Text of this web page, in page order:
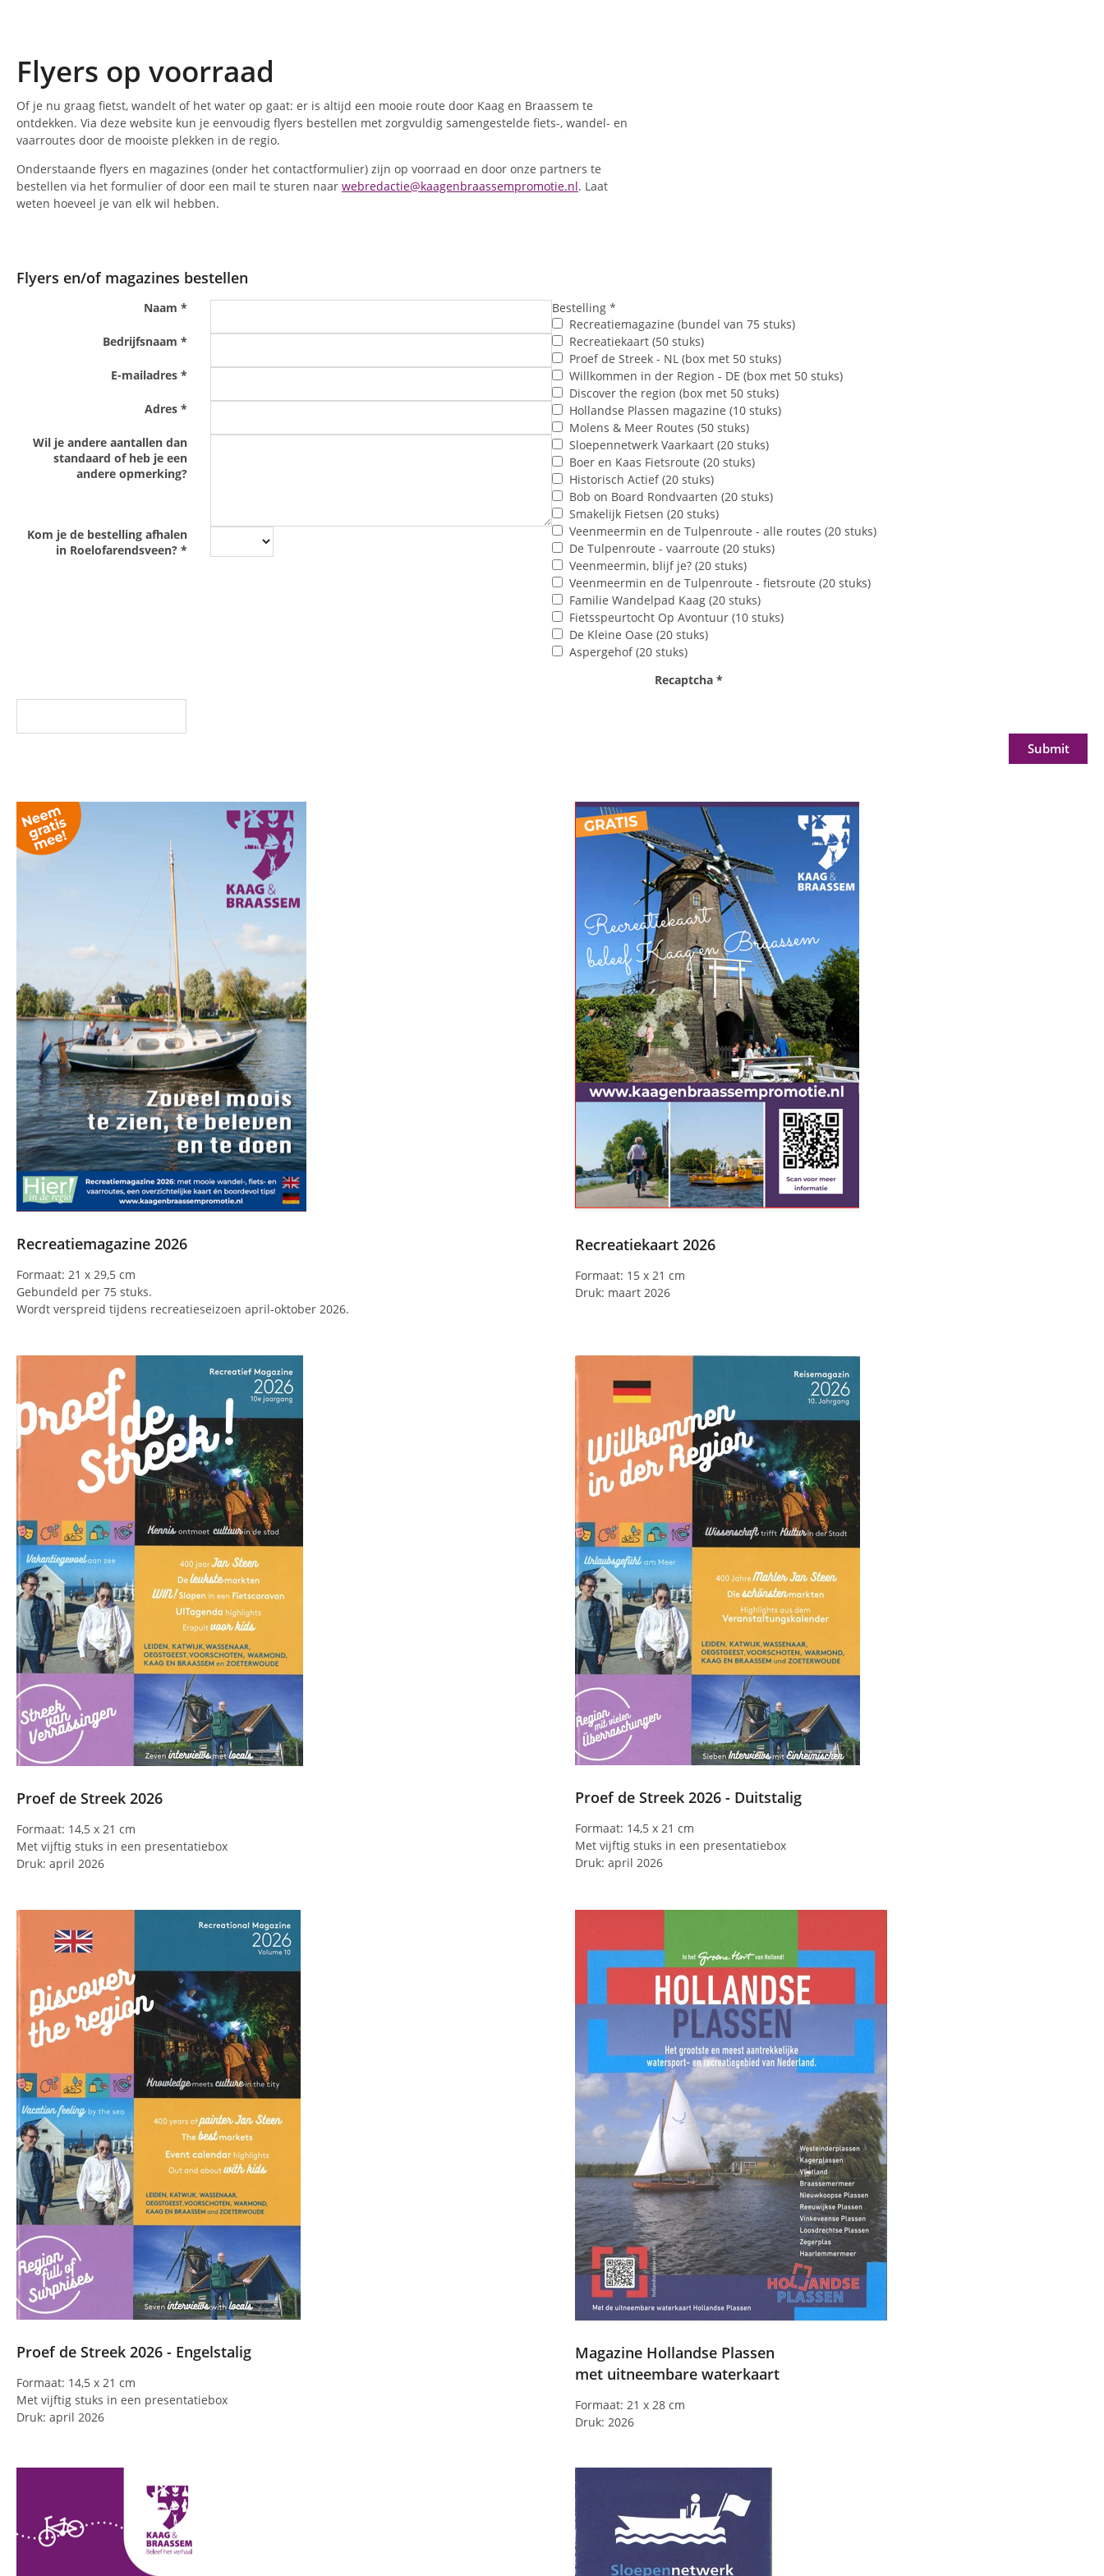
Flyers op voorraad
Of je nu graag fietst, wandelt of het water op gaat: er is altijd een mooie route door Kaag en Braassem te
ontdekken. Via deze website kun je eenvoudig flyers bestellen met zorgvuldig samengestelde fiets-, wandel- en
vaarroutes door de mooiste plekken in de regio.
Onderstaande flyers en magazines (onder het contactformulier) zijn op voorraad en door onze partners te
bestellen via het formulier of door een mail te sturen naar webredactie@kaagenbraassempromotie.nl. Laat
weten hoeveel je van elk wil hebben.
Flyers en/of magazines bestellen
Naam *
Bedrijfsnaam *
E-mailadres *
Adres *
Wil je andere aantallen dan
standaard of heb je een
andere opmerking?
Kom je de bestelling afhalen
in Roelofarendsveen? *
Bestelling *
Recreatiemagazine (bundel van 75 stuks)
Recreatiekaart (50 stuks)
Proef de Streek - NL (box met 50 stuks)
Willkommen in der Region - DE (box met 50 stuks)
Discover the region (box met 50 stuks)
Hollandse Plassen magazine (10 stuks)
Molens & Meer Routes (50 stuks)
Sloepennetwerk Vaarkaart (20 stuks)
Boer en Kaas Fietsroute (20 stuks)
Historisch Actief (20 stuks)
Bob on Board Rondvaarten (20 stuks)
Smakelijk Fietsen (20 stuks)
Veenmeermin en de Tulpenroute - alle routes (20 stuks)
De Tulpenroute - vaarroute (20 stuks)
Veenmeermin, blijf je? (20 stuks)
Veenmeermin en de Tulpenroute - fietsroute (20 stuks)
Familie Wandelpad Kaag (20 stuks)
Fietsspeurtocht Op Avontuur (10 stuks)
De Kleine Oase (20 stuks)
Aspergehof (20 stuks)
Recaptcha *
Recreatiemagazine 2026
Formaat: 21 x 29,5 cm
Gebundeld per 75 stuks.
Wordt verspreid tijdens recreatieseizoen april-oktober 2026.
Recreatiekaart 2026
Formaat: 15 x 21 cm
Druk: maart 2026
Proef de Streek 2026
Formaat: 14,5 x 21 cm
Met vijftig stuks in een presentatiebox
Druk: april 2026
Proef de Streek 2026 - Duitstalig
Formaat: 14,5 x 21 cm
Met vijftig stuks in een presentatiebox
Druk: april 2026
Proef de Streek 2026 - Engelstalig
Formaat: 14,5 x 21 cm
Met vijftig stuks in een presentatiebox
Druk: april 2026
Magazine Hollandse Plassen
met uitneembare waterkaart
Formaat: 21 x 28 cm
Druk: 2026